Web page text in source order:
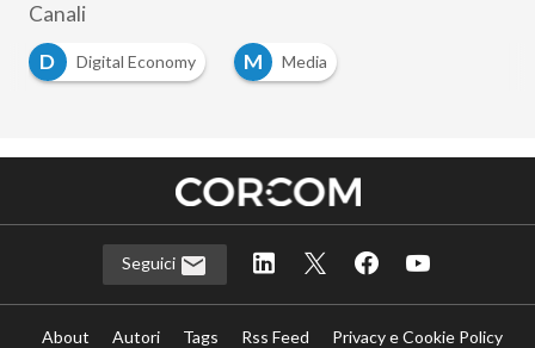
Canali
D
Digital Economy M Media
Seguici
About Autori Tags Rss Feed
Privacy e Cookie Policy